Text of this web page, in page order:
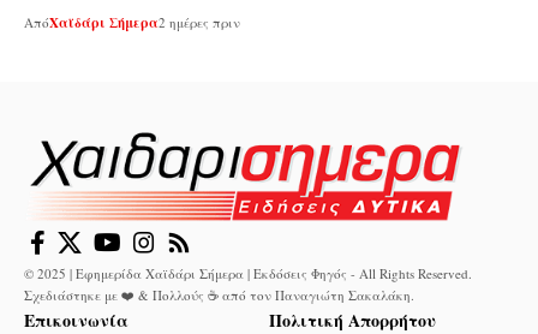
ΑπόΧαϊδάρι Σήμερα2 ημέρες πριν
© 2025 | Εφημερίδα Χαϊδάρι Σήμερα | Εκδόσεις Φηγός - All Rights Reserved.
Σχεδιάστηκε με ❤️ & Πολλούς ☕ από τον Παναγιώτη Σακαλάκη
Επικοινωνία
Πολιτική Απορρήτου